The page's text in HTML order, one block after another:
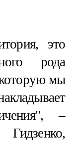
это
рода
которую мы
–